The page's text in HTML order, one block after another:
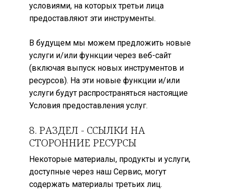
условиями, на которых третьи лица
предоставляют эти инструменты.
В будущем мы можем предложить новые
услуги и/или функции через веб-сайт
(включая выпуск новых инструментов и
ресурсов). На эти новые функции и/или
услуги будут распространяться настоящие
Условия предоставления услуг.
8. РАЗДЕЛ - ССЫЛКИ НА
СТОРОННИЕ РЕСУРСЫ
Некоторые материалы, продукты и услуги,
доступные через наш Сервис, могут
содержать материалы третьих лиц.